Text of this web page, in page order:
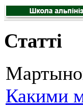
Статті
Какими